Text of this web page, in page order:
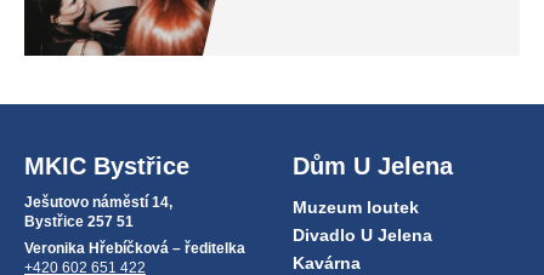
MKIC Bystřice
Ješutovo náměstí 14,
Bystřice 257 51
Veronika Hřebíčková – ředitelka
+420 602 651 422
Dům U Jelena
Muzeum loutek
Divadlo U Jelena
Kavárna